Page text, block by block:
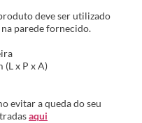
deve ser utilizado
parede fornecido.
(L x P x A)
evitar a queda do seu
aqui